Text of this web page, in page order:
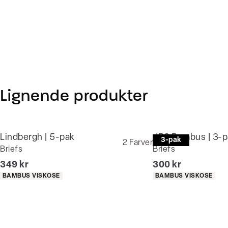
Lignende produkter
Lindbergh | 5-pak
Briefs
2 Farver
I alt (inkl. rabat)
349 kr
Produkt egenskaber
BAMBUS VISKOSE
3-pak
JBS Bambus | 3-
Briefs
I alt (inkl. rabat)
300 kr
Produkt egenskaber
BAMBUS VISKOSE